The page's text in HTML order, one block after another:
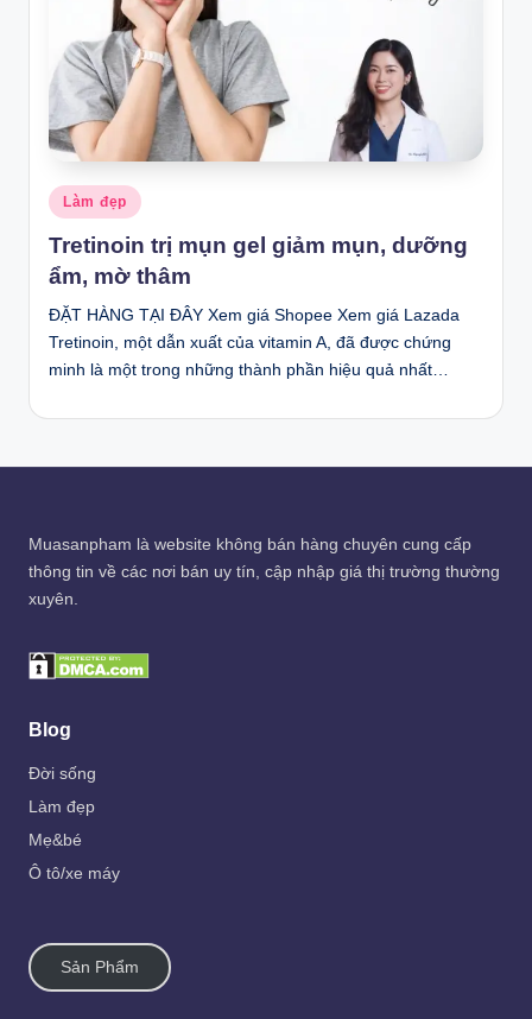
Posted
in
Làm đẹp
Tretinoin trị mụn gel giảm mụn, dưỡng
ẩm, mờ thâm
ĐẶT HÀNG TẠI ĐÂY Xem giá Shopee Xem giá Lazada
Tretinoin, một dẫn xuất của vitamin A, đã được chứng
minh là một trong những thành phần hiệu quả nhất…
Muasanpham là website không bán hàng chuyên cung cấp
thông tin về các nơi bán uy tín, cập nhập giá thị trường thường
xuyên.
Blog
Đời sống
Làm đẹp
Mẹ&bé
Ô tô/xe máy
Sản Phẩm